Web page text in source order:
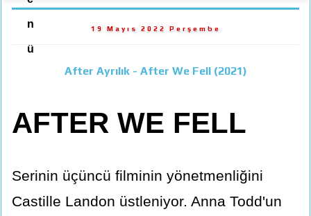
n
ü
19 Mayıs 2022 Perşembe
After Ayrılık - After We Fell (2021)
AFTER WE FELL
Serinin üçüncü filminin yönetmenliğini
Castille Landon üstleniyor. Anna Todd'un